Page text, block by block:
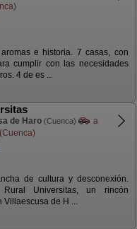
e historia. 7 casas, con
cumplir con las necesidades
4 de es ...
de Haro (Cuenca)
a
de cultura y desconexión.
Universitas, un rincón
Villaescusa de H ...